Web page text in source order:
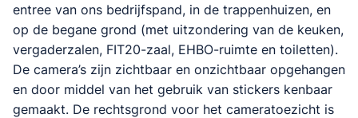
entree van ons bedrijfspand, in de trappenhuizen, en
op de begane grond (met uitzondering van de keuken,
vergaderzalen, FIT20-zaal, EHBO-ruimte en toiletten).
De camera’s zijn zichtbaar en onzichtbaar opgehangen
en door middel van het gebruik van stickers kenbaar
gemaakt. De rechtsgrond voor het cameratoezicht is